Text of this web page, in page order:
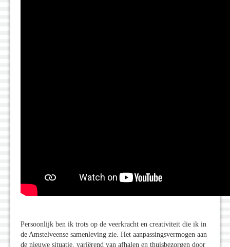
Persoonlijk ben ik trots op de veerkracht en creativiteit die ik in
de Amstelveense samenleving zie. Het aanpassingsvermogen aan
de nieuwe situatie, variërend van afhalen en thuisbezorgen door